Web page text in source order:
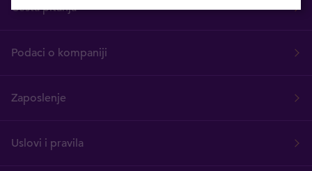
Česta pitanja
Podaci o kompaniji
Zaposlenje
Uslovi i pravila